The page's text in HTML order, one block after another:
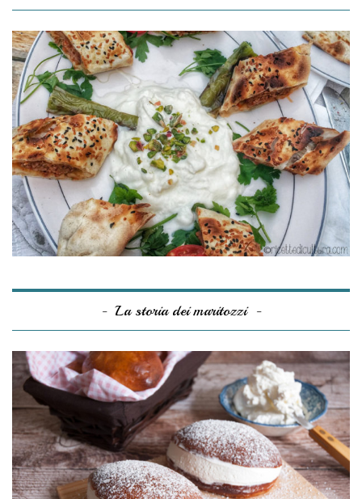
La storia dei maritozzi